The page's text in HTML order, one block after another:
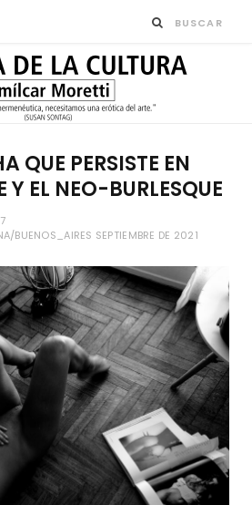
QUE PERSISTE EN
EL NEO-BURLESQUE
7
BUENOS_AIRES SEPTIEMBRE DE 2021